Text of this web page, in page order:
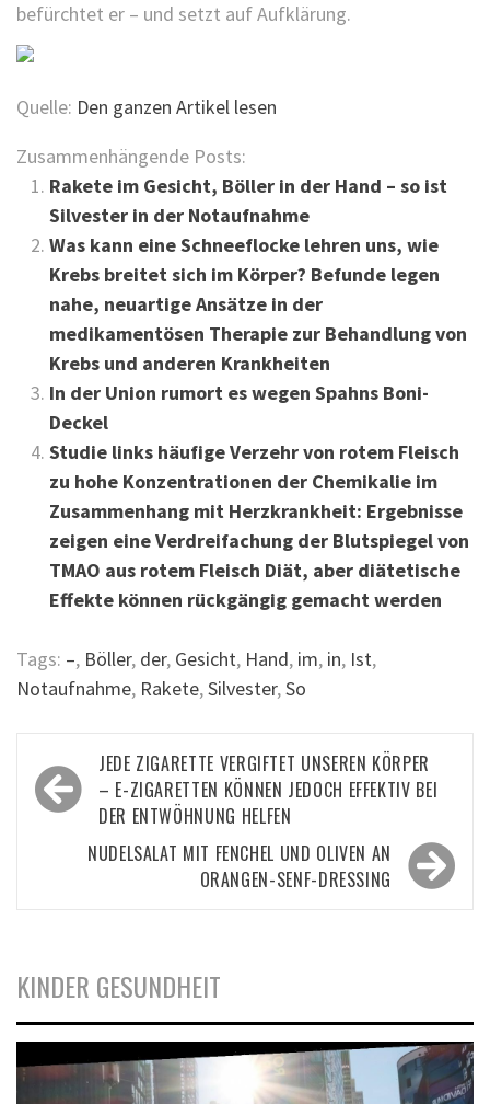
befürchtet er – und setzt auf Aufklärung.
Quelle: Den ganzen Artikel lesen
Zusammenhängende Posts:
Rakete im Gesicht, Böller in der Hand – so ist
Silvester in der Notaufnahme
Was kann eine Schneeflocke lehren uns, wie
Krebs breitet sich im Körper? Befunde legen
nahe, neuartige Ansätze in der
medikamentösen Therapie zur Behandlung von
Krebs und anderen Krankheiten
In der Union rumort es wegen Spahns Boni-
Deckel
Studie links häufige Verzehr von rotem Fleisch
zu hohe Konzentrationen der Chemikalie im
Zusammenhang mit Herzkrankheit: Ergebnisse
zeigen eine Verdreifachung der Blutspiegel von
TMAO aus rotem Fleisch Diät, aber diätetische
Effekte können rückgängig gemacht werden
Tags: –, Böller, der, Gesicht, Hand, im, in, Ist,
Notaufnahme, Rakete,Silvester,So
Beitragsnavigation
JEDE ZIGARETTE VERGIFTET UNSEREN KÖRPER
– E-ZIGARETTEN KÖNNEN JEDOCH EFFEKTIV BEI
DER ENTWÖHNUNG HELFEN
NUDELSALAT MIT FENCHEL UND OLIVEN AN
ORANGEN-SENF-DRESSING
KINDER GESUNDHEIT